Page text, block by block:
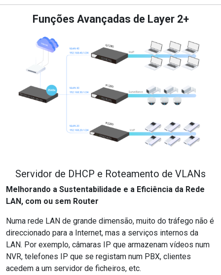
Funções Avançadas de Layer 2+
Servidor de DHCP e Roteamento de VLANs
Melhorando a Sustentabilidade e a Eficiência da Rede
LAN, com ou sem Router
Numa rede LAN de grande dimensão, muito do tráfego não é
direccionado para a Internet, mas a serviços internos da
LAN. Por exemplo, câmaras IP que armazenam vídeos num
NVR, telefones IP que se registam num PBX, clientes
acedem a um servidor de ficheiros, etc.